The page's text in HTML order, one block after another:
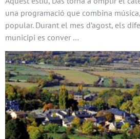
una programació que combina
popular. Durant el mes d’agost, els
municipi es conver …